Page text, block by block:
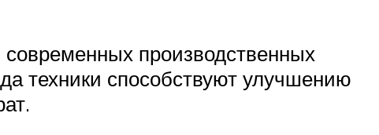
производственных
техники способствуют улучшению